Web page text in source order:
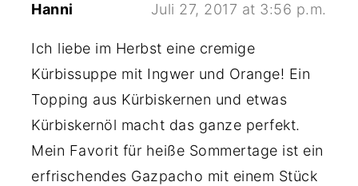
Hanni Juli 27, 2017 at 3:56 p.m.
Ich liebe im Herbst eine cremige
Kürbissuppe mit Ingwer und Orange! Ein
Topping aus Kürbiskernen und etwas
Kürbiskernöl macht das ganze perfekt.
Mein Favorit für heiße Sommertage ist ein
erfrischendes Gazpacho mit einem Stück